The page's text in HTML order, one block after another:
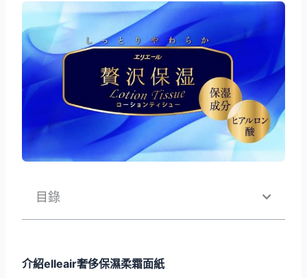
目錄
介紹elleair奢侈保濕柔霜面紙